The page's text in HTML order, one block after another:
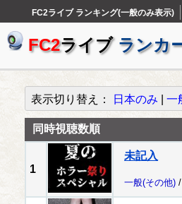
FC2ライブ ランキング(一般のみ表示)
FC2ライブ ランカ
表示切り替え： 日本のみ 一
同時視聴数順
1
未記入
一般(その他)